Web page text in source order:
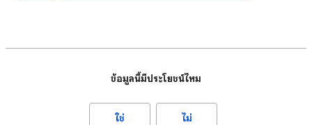
ข้อมูลนี้มีประโยชน์ไหม
ใช่ ไม่